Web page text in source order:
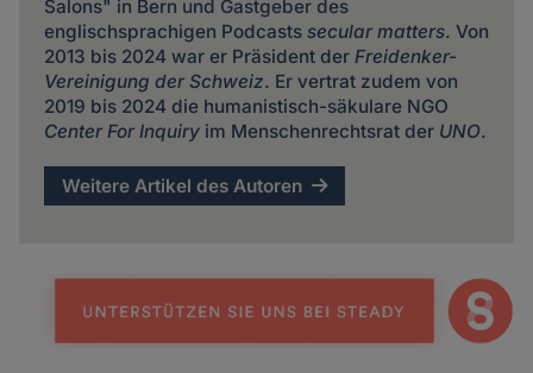
Salons" in Bern und Gastgeber des
englischsprachigen Podcasts secular matters. Von
2013 bis 2024 war er Präsident der Freidenker-
Vereinigung der Schweiz. Er vertrat zudem von
2019 bis 2024 die humanistisch-säkulare NGO
Center For Inquiryim Menschenrechtsrat der UNO.
Weitere Artikel des Autoren